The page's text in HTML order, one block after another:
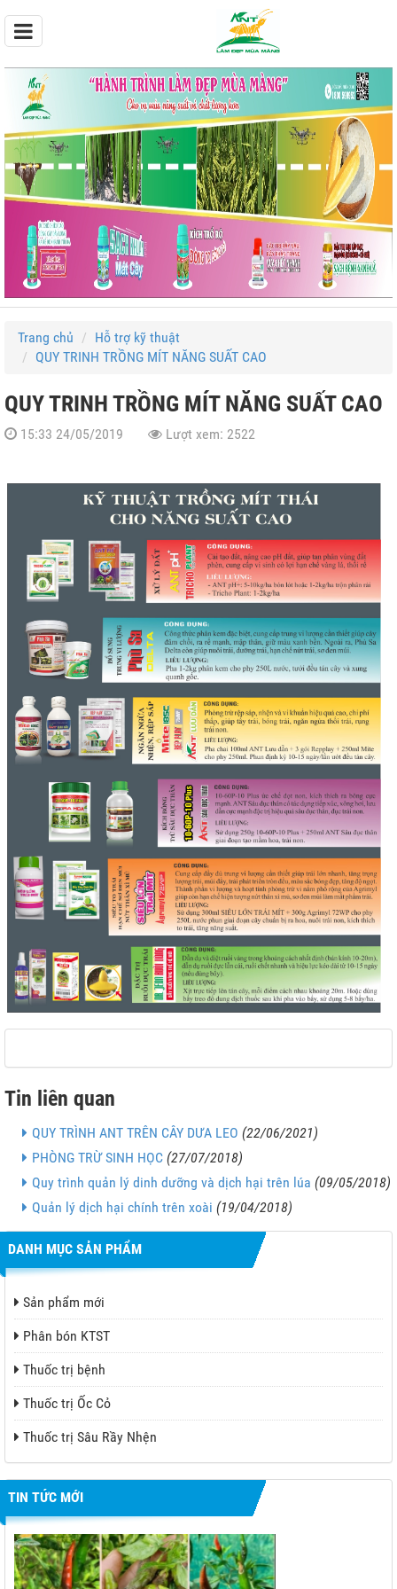
lúa
Trang chủ
Hỗ trợ kỹ thuật
QUY TRINH TRỒNG MÍT NĂNG SUẤT CAO
QUY TRINH TRỒNG MÍT NĂNG SUẤT CAO
15:33 24/05/2019 Lượt xem: 2522
Tin liên quan
QUY TRÌNH ANT TRÊN CÂY DƯA LEO (22/06/2021)
PHÒNG TRỪ SINH HỌC (27/07/2018)
Quy trình quản lý dinh dưỡng và dịch hại trên lúa (09/05/2018)
Quản lý dịch hại chính trên xoài (19/04/2018)
DANH MỤC SẢN PHẨM
Sản phẩm mới
Phân bón KTST
Thuốc trị bệnh
Thuốc trị Ốc Cỏ
Thuốc trị Sâu Rầy Nhện
TIN TỨC MỚI